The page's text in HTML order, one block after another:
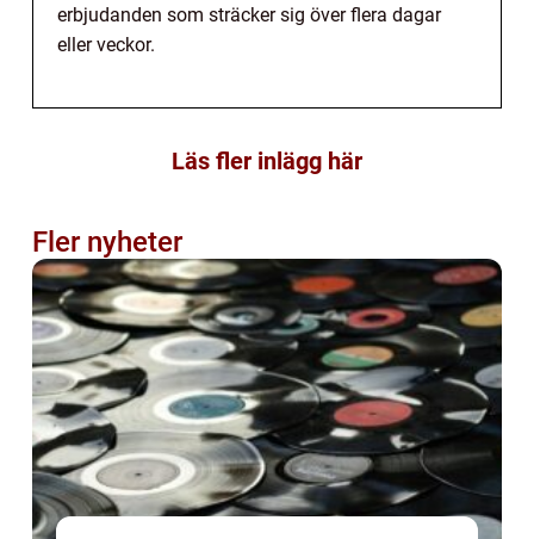
erbjudanden som sträcker sig över flera dagar
eller veckor.
Läs fler inlägg här
Fler nyheter